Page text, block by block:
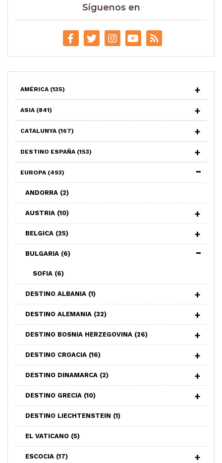
Síguenos en
AMÉRICA (135)
ASIA (841)
CATALUNYA (167)
DESTINO ESPAÑA (153)
EUROPA (493)
ANDORRA (2)
AUSTRIA (10)
BELGICA (25)
BULGARIA (6)
SOFIA (6)
DESTINO ALBANIA (1)
DESTINO ALEMANIA (32)
DESTINO BOSNIA HERZEGOVINA (26)
DESTINO CROACIA (16)
DESTINO DINAMARCA (2)
DESTINO GRECIA (10)
DESTINO LIECHTENSTEIN (1)
EL VATICANO (5)
ESCOCIA (17)